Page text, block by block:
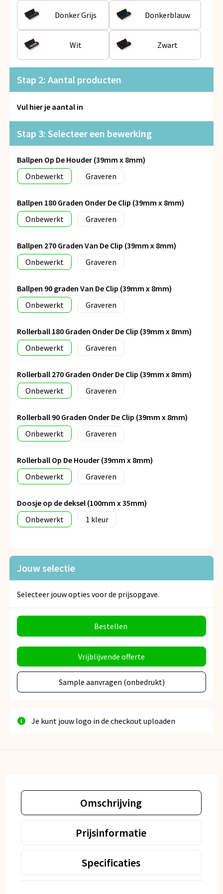
Snoepgoed
Spellen voor binnen en buiten
Veiligheid, Auto en Fiets
Vrije tijd en Strand
Anti-stress
Donker Grijs Donkerblauw
Wit Zwart
Stap 2: Aantal producten
Vul hier je aantal in
Stap 3: Selecteer een bewerking
Ballpen Op De Houder (39mm x 8mm)
Onbewerkt
Graveren
Ballpen 180 Graden Onder De Clip (39mm x 8mm)
Onbewerkt
Graveren
Ballpen 270 Graden Van De Clip (39mm x 8mm)
Onbewerkt
Graveren
Ballpen 90 graden Van De Clip (39mm x 8mm)
Onbewerkt
Graveren
Rollerball 180 Graden Onder De Clip (39mm x 8mm)
Onbewerkt
Graveren
Rollerball 270 Graden Onder De Clip (39mm x 8mm)
Onbewerkt
Graveren
Rollerball 90 Graden Onder De Clip (39mm x 8mm)
Onbewerkt
Graveren
Rollerball Op De Houder (39mm x 8mm)
Onbewerkt
Graveren
Doosje op de deksel (100mm x 35mm)
Onbewerkt
1
Jouw selectie
Selecteer jouw opties voor de prijsopgave.
Bestellen
Vrijblijvende offerte
Sample aanvragen (onbedrukt)
Je kunt jouw logo in de checkout uploaden
Omschrijving
Prijsinformatie
Specificaties